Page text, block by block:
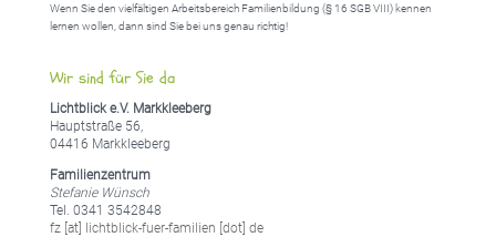
Wenn Sie den vielfältigen Arbeitsbereich Familienbildung (§ 16 SGB VIII) kennen
lernen wollen, dann sind Sie bei uns genau richtig!
Wir sind für Sie da
Lichtblick e.V. Markkleeberg
Hauptstraße 56,
04416 Markkleeberg
Familienzentrum
Stefanie Wünsch
Tel. 0341 3542848
fz [at] lichtblick-fuer-familien [dot] de